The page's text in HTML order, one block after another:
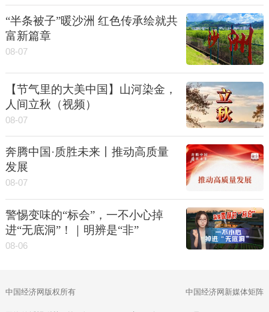
“半条被子”暖沙洲 红色传承绘就共
富新篇章
08-07
【节气里的大美中国】山河染金，
人间立秋（视频）
08-07
奔腾中国·质胜未来丨推动高质量
发展
08-07
警惕变味的“标会”，一不小心掉
进“无底洞”！｜明辨是“非”
08-06
中国经济网版权所有 中国经济网新媒体矩阵